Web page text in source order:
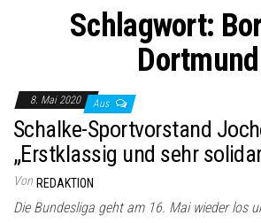
Schlagwort:
Dortmund
8. Mai 2020 Aus
Schalke-Sportvorstand
„Erstklassig und sehr
Von REDAKTION
Die Bundesliga geht am 16. Mai wieder los